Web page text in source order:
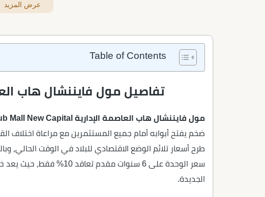
عرض المزيد
Table of Contents
تفاصيل مول فايننشال هاب
مول فايننشال هاب العاصمة الإدارية Financial Hub Mall New Capital
ضخم يفتح أبوابه أمام جميع المستثمرين مع مراعاة اختلاف
طرح أسعار تلائم الوضع الاقتصادي للبلاد في الوقت
سعر الوحدة على 6 سنوات
الجديدة.